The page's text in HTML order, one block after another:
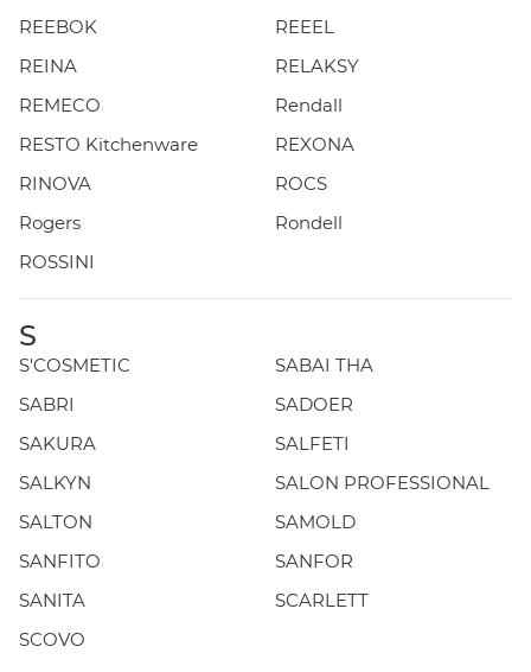
REEBOK
REEEL
REINA
RELAKSY
REMECO
Rendall
RESTO Kitchenware
REXONA
RINOVA
ROCS
Rogers
Rondell
ROSSINI
S
S'COSMETIC
SABAI THA
SABRI
SADOER
SAKURA
SALFETI
SALKYN
SALON PROFESSIONAL
SALTON
SAMOLD
SANFITO
SANFOR
SANITA
SCARLETT
SCOVO